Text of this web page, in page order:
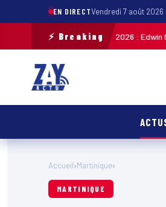
EN DIRECTVendredi 7 août 2026
⚡ Breaking
de Guadeloupe 2026 : Edwin Nubul
Accueil›Martinique›
MARTINIQUE